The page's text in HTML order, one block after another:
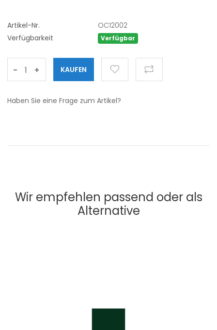
Artikel-Nr.
OC12002
Verfügbarkeit
Verfügbar
- +
Haben Sie eine Frage zum Artikel?
Wir empfehlen passend oder als
Alternative